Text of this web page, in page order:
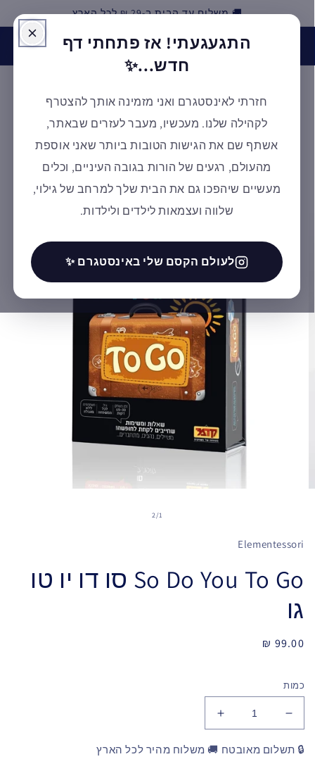
דילוג 🚚 משלוח עד הבית ב-29 ₪ לכל הארץ
האינסטגרם של אלמנטסורי חזר לפעילות! בואו לעקוב אחרינו
ולקבל השראה ✨ למעבר לעמוד
דילוג
1
/
2
Elementessori
So Do You To Go סו דו יו טו
גו
מחיר
99.00 ₪
כמות
🔒 תשלום מאובטח 🚚 משלוח מהיר לכל הארץ
התגעגעתי! אז פתחתי דף
חדש...✨
חזרתי לאינסטגרם ואני מזמינה אותך להצטרף
לקהילה שלנו. מעכשיו, מעבר לעזרים שבאתר,
אשתף שם את הגישות הטובות ביותר שאני אוספת
מהעולם, רגעים של הורות בגובה העיניים, וכלים
מעשיים שיהפכו גם את הבית שלך למרחב של גילוי,
שלווה ועצמאות לילדים ולילדות.
לעולם הקסם שלי באינסטגרם ✨